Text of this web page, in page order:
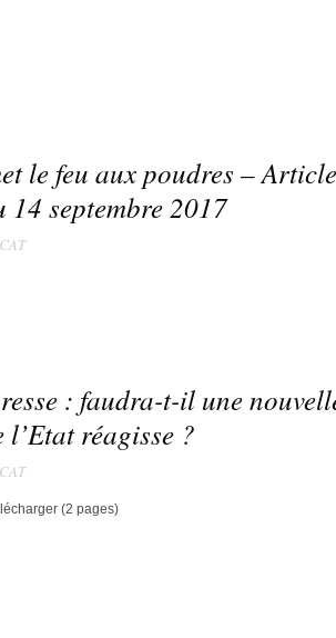
le feu aux poudres –
septembre 2017
: faudra-t-il une
réagisse ?
(2 pages)